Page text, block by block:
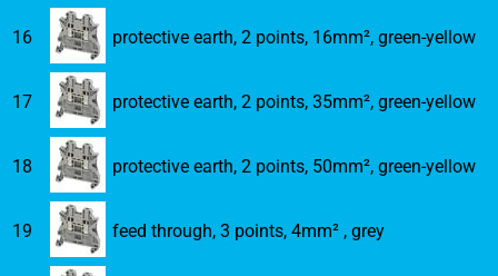
16 protective earth, 2 points, 16mm², green-yellow
17 protective earth, 2 points, 35mm², green-yellow
18 protective earth, 2 points, 50mm², green-yellow
19 feed through, 3 points, 4mm² , grey